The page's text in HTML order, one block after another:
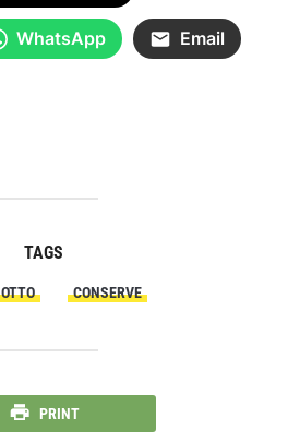
WhatsApp Email
TAGS
CONSERVE
PRINT